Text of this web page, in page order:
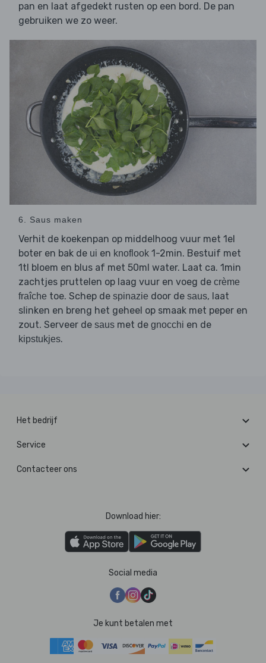
pan en laat afgedekt rusten op een bord. De pan
gebruiken we zo weer.
6. Saus maken
Verhit de koekenpan op middelhoog vuur met 1el
boter en bak de ui en knoflook 1-2min. Bestuif met
1tl bloem en blus af met 50ml water. Laat ca. 1min
zachtjes pruttelen op laag vuur en voeg de crème
fraîche toe. Schep de spinazie door de saus, laat
slinken en breng het geheel op smaak met peper en
zout. Serveer de saus met de gnocchi en de
kipstukjes.
Het bedrijf
Service
Contacteer ons
Download hier:
Social media
Je kunt betalen met